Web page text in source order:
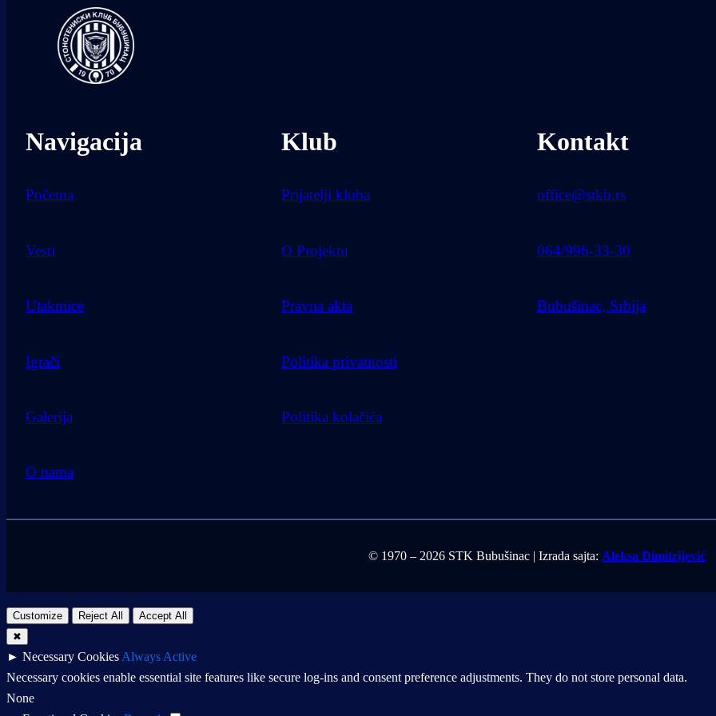
Navigacija
Početna
Vesti
Utakmice
Igrači
Galerija
O nama
Klub
Prijatelji kluba
O Projektu
Pravna akta
Politika privatnosti
Politika kolačića
Kontakt
office@stkb.rs
064/996-33-30
Bubušinac, Srbija
© 1970 – 2026 STK Bubušinac | Izrada sajta: Aleksa Dimitrijević
Customize Reject All
Accept All
✖
► Necessary CookiesAlways Active
Necessary cookies enable essential site features like secure log-ins and consent preference adjustments. They do not store personal data.
None